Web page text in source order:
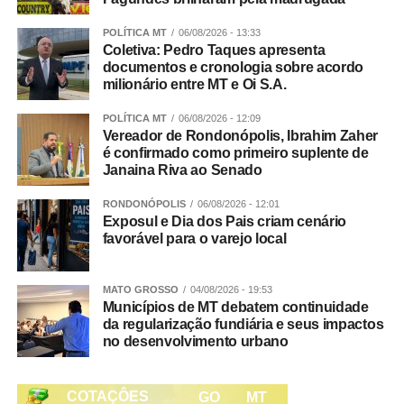
E quando o adulto perde a paciência?
Andreia lembra que nenhum cuidador é perfeito e que
perder a paciência eventualmente faz parte da
experiência de educar. Nesses casos, reparar a relação é
tão importante quanto estabelecer limites.
“Quando o adulto reconhece o erro, explica o que
aconteceu e pede desculpas quando necessário, a
criança aprende algo importante: todo mundo erra, mas é
possível assumir isso e reconstruir a relação através do
diálogo”, aponta a supervisora pedagógica.
Para a especialista, reconhecer o erro fortalece a
confiança entre adultos e crianças e transforma um
momento difícil em uma oportunidade de aprendizado. Ao
frustração e tristeza sem recorrer a gritos ou violência, os
POLÍTICA MT 06/08/2026 - 13:33
Coletiva: Pedro Taques apresenta
documentos e cronologia sobre acordo
milionário entre MT e Oi S.A.
POLÍTICA MT 06/08/2026 - 12:09
Vereador de Rondonópolis, Ibrahim Zaher
é confirmado como primeiro suplente de
Janaina Riva ao Senado
RONDONÓPOLIS 06/08/2026 - 12:01
Exposul e Dia dos Pais criam cenário
favorável para o varejo local
MATO GROSSO 04/08/2026 - 19:53
Municípios de MT debatem continuidade
da regularização fundiária e seus impactos
no desenvolvimento urbano